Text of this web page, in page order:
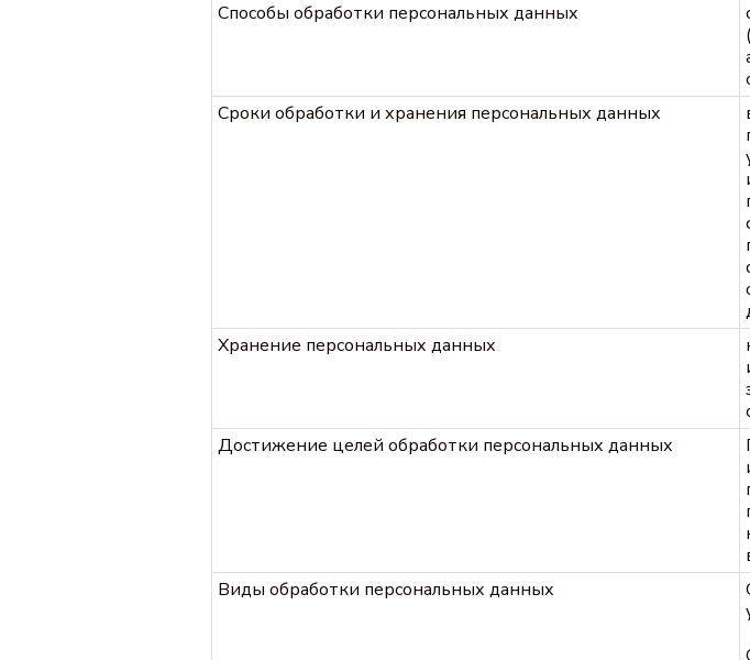
Способы обработки персональных данных
Сроки обработки и хранения персональных данных
Хранение персональных данных
Достижение целей обработки персональных данных
Виды обработки персональных данных